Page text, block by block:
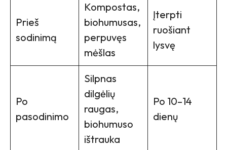
Prieš
sodinimą
Kompostas,
biohumusas,
perpuvęs
mėšlas
Įterpti
ruošiant
lysvę
Po
pasodinimo
Silpnas
dilgėlių
raugas,
biohumuso
ištrauka
Po 10–14
dienų